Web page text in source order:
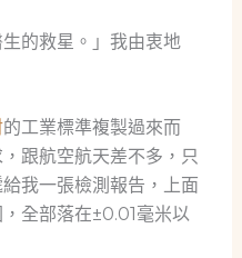
生的救星。」我由衷地
的工業標準複製過來而
跟航空航天差不多，只
我一張檢測報告，上面
全部落在±0.01毫米以